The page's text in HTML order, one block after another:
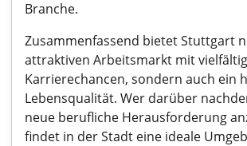
Branche.
Zusammenfassend bietet Stuttgart
attraktiven Arbeitsmarkt mit
Karrierechancen, sondern auch ein
Lebensqualität. Wer darüber
neue berufliche Herausforderung
findet in der Stadt eine ideale